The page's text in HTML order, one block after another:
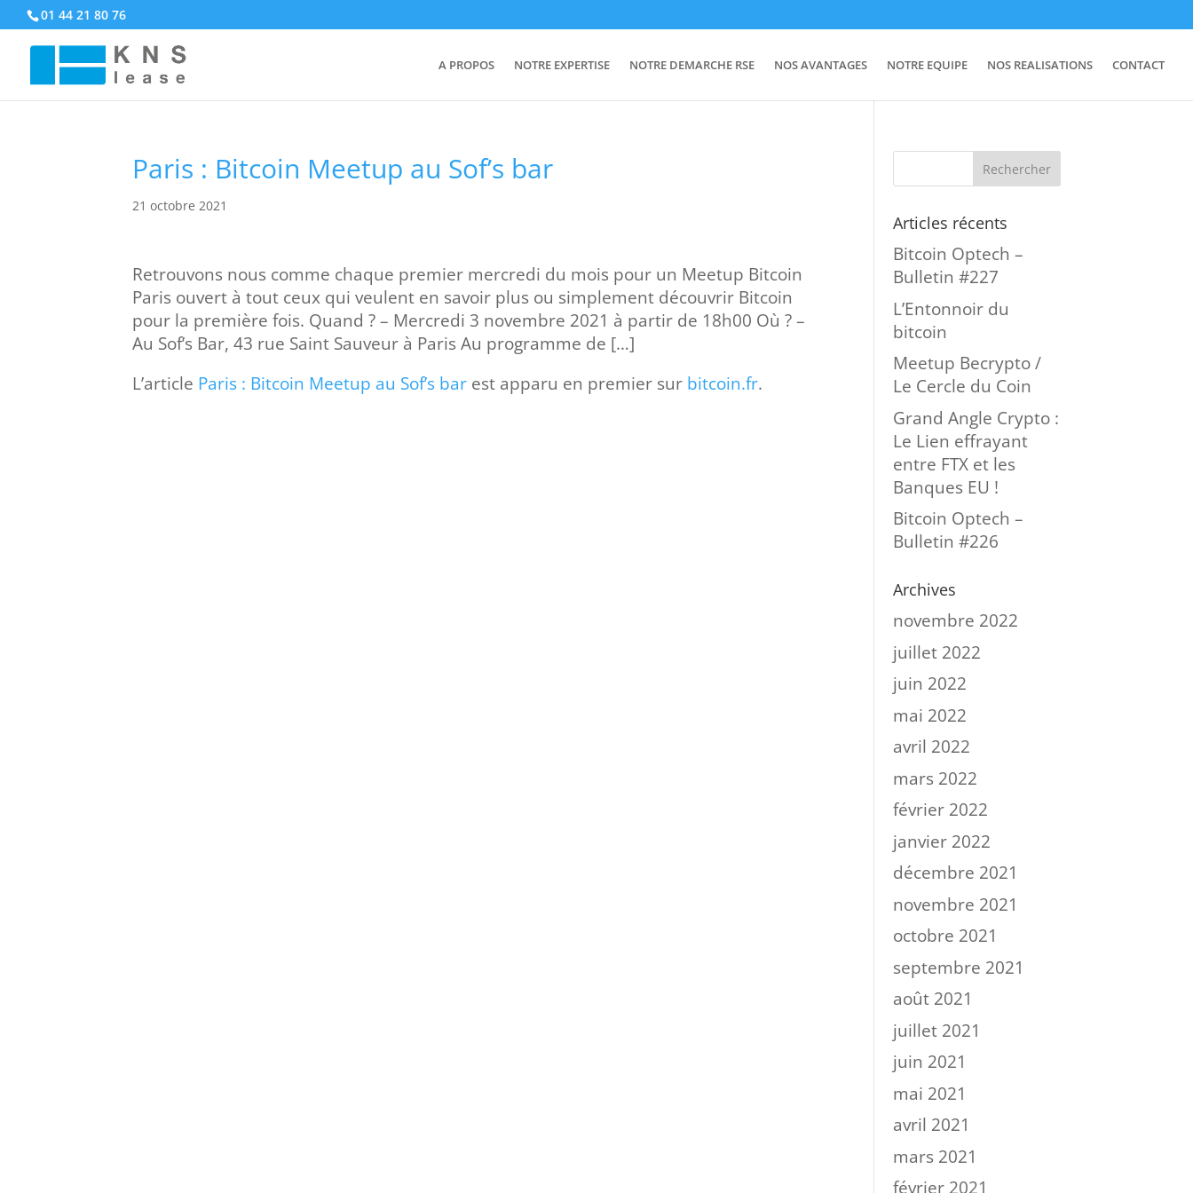
01 44 21 80 76
A PROPOS NOTRE EXPERTISE NOTRE DEMARCHE RSE NOS AVANTAGES NOTRE EQUIPE NOS REALISATIONS CONTACT
Paris : Bitcoin Meetup au Sof’s bar
21 octobre 2021
Retrouvons nous comme chaque premier mercredi du mois pour un Meetup Bitcoin
Paris ouvert à tout ceux qui veulent en savoir plus ou simplement découvrir Bitcoin
pour la première fois. Quand ? – Mercredi 3 novembre 2021 à partir de 18h00 Où ? –
Au Sof’s Bar, 43 rue Saint Sauveur à Paris Au programme de […]
L’article Paris : Bitcoin Meetup au Sof’s bar est apparu en premier sur bitcoin.fr.
Articles récents
Bitcoin Optech –
Bulletin #227
L’Entonnoir du
bitcoin
Meetup Becrypto /
Le Cercle du Coin
Grand Angle Crypto :
Le Lien effrayant
entre FTX et les
Banques EU !
Bitcoin Optech –
Bulletin #226
Archives
novembre 2022
juillet 2022
juin 2022
mai 2022
avril 2022
mars 2022
février 2022
janvier 2022
décembre 2021
novembre 2021
octobre 2021
septembre 2021
août 2021
juillet 2021
juin 2021
mai 2021
avril 2021
mars 2021
février 2021